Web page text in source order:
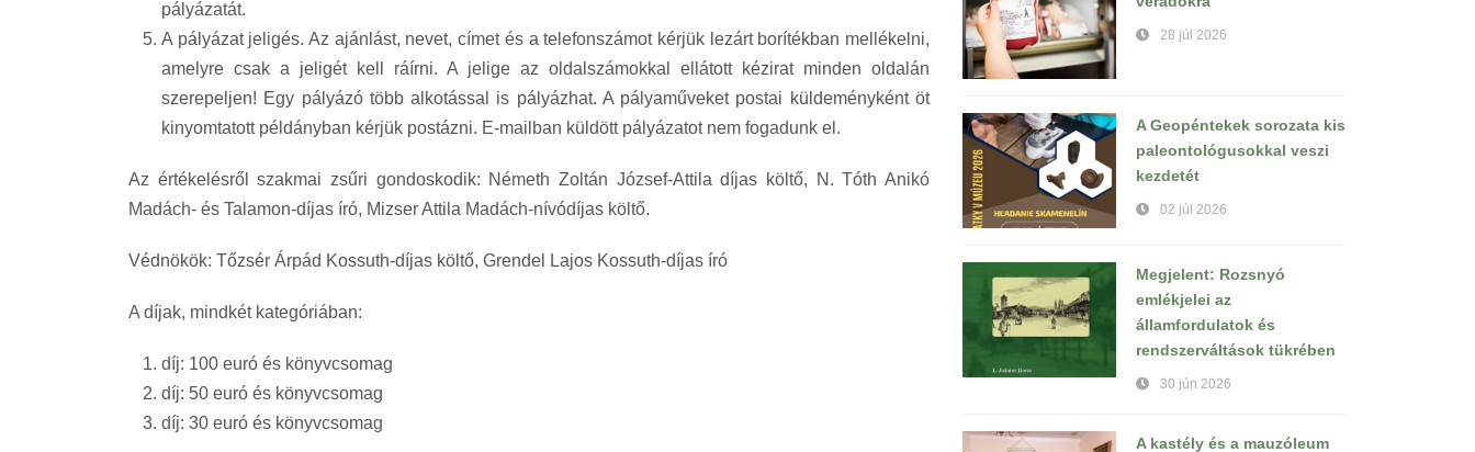
pályázatát.
A pályázat jeligés. Az ajánlást, nevet, címet és a telefonszámot kérjük lezárt borítékban mellékelni,
amelyre csak a jeligét kell ráírni. A jelige az oldalszámokkal ellátott kézirat minden oldalán
szerepeljen! Egy pályázó több alkotással is pályázhat. A pályaműveket postai küldeményként öt
kinyomtatott példányban kérjük postázni. E-mailban küldött pályázatot nem fogadunk el.
Az értékelésről szakmai zsűri gondoskodik: Németh Zoltán József-Attila díjas költő, N. Tóth Anikó
Madách- és Talamon-díjas író, Mizser Attila Madách-nívódíjas költő.
Védnökök: Tőzsér Árpád Kossuth-díjas költő, Grendel Lajos Kossuth-díjas író
A díjak, mindkét kategóriában:
díj: 100 euró és könyvcsomag
díj: 50 euró és könyvcsomag
díj: 30 euró és könyvcsomag
28 júl 2026
A Geopéntekek sorozata kis
paleontológusokkal veszi
kezdetét
02 júl 2026
Megjelent: Rozsnyó
emlékjelei az
államfordulatok és
rendszerváltások tükrében
30 jún 2026
A kastély és a mauzóleum